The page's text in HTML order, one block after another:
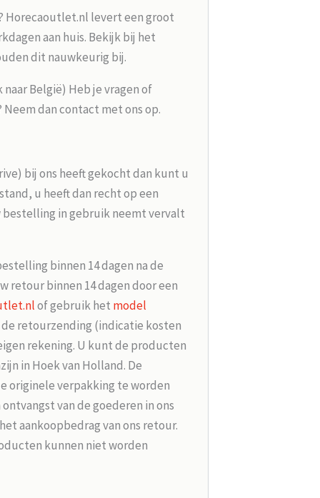
Horecaoutlet.nl levert een groot
aan huis. Bekijk bij het
dit nauwkeurig bij.
België) Heb je vragen of
dan contact met ons op.
bij ons heeft gekocht dan kunt u
u heeft dan recht op een
bestelling in gebruik neemt vervalt
binnen 14 dagen na de
retour binnen 14 dagen door een
of gebruik het model
de retourzending (indicatie kosten
rekening. U kunt de producten
in Hoek van Holland. De
originele verpakking te worden
van de goederen in ons
aankoopbedrag van ons retour.
kunnen niet worden